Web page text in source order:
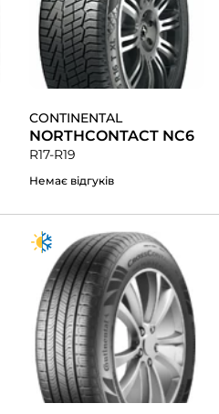
CONTINENTAL
NORTHCONTACT NC6
R17-R19
Немає відгуків